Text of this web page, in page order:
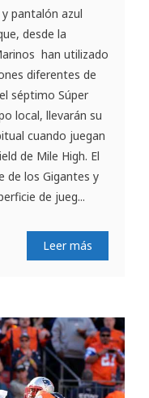
pantalón azul
desde la
han utilizado
diferentes de
séptimo Súper
local, llevarán su
cuando juegan
de Mile High. El
de los Gigantes y
de jueg...
Leer más